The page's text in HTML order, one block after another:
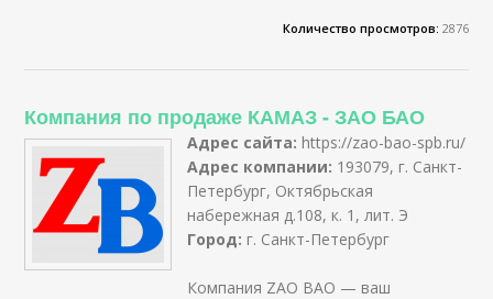
Количество просмотров: 2876
Компания по продаже КАМАЗ - ЗАО БАО
Адрес сайта: https://zao-bao-spb.ru/
Адрес компании: 193079, г. Санкт-
Петербург, Октябрьская
набережная д.108, к. 1, лит. Э
Город: г. Санкт-Петербург
Компания ZAO BAO — ваш